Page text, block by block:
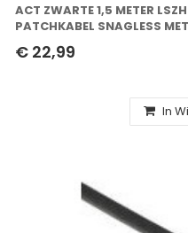
ACT ZWARTE 1,5 METER
PATCHKABEL SNAGLESS
€ 22,99
In